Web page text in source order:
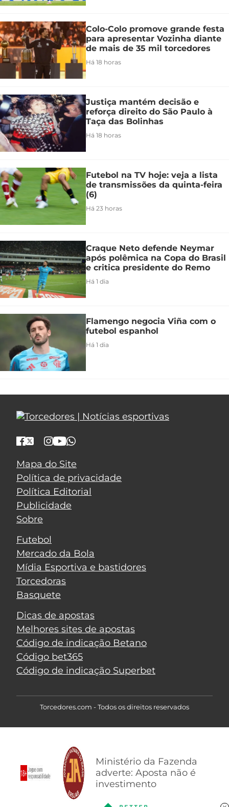
Colo-Colo promove grande festa
para apresentar Vozinha diante
de mais de 35 mil torcedores
Há 18 horas
Justiça mantém decisão e
reforça direito do São Paulo à
Taça das Bolinhas
Há 18 horas
Futebol na TV hoje: veja a lista
de transmissões da quinta-feira
(6)
Há 23 horas
Craque Neto defende Neymar
após polêmica na Copa do Brasil
e critica presidente do Remo
Há 1 dia
Flamengo negocia Viña com o
futebol espanhol
Há 1 dia
Mapa do Site
Política de privacidade
Política Editorial
Publicidade
Sobre
Futebol
Mercado da Bola
Mídia Esportiva e bastidores
Torcedoras
Basquete
Dicas de apostas
Melhores sites de apostas
Código de indicação Betano
Código bet365
Código de indicação Superbet
Torcedores.com - Todos os direitos reservados
Ministério da Fazenda
adverte: Aposta não é
investimento